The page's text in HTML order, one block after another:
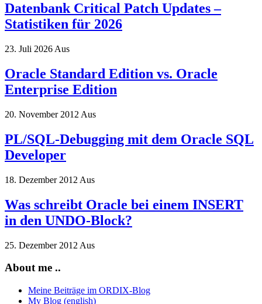
Datenbank Critical Patch Updates –
Statistiken für 2026
23. Juli 2026 Aus
Oracle Standard Edition vs. Oracle
Enterprise Edition
20. November 2012 Aus
PL/SQL-Debugging mit dem Oracle SQL
Developer
18. Dezember 2012 Aus
Was schreibt Oracle bei einem INSERT
in den UNDO-Block?
25. Dezember 2012 Aus
About me ..
Meine Beiträge im ORDIX-Blog
My Blog (english)